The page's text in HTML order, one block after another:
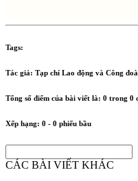
Tags:
Tác giả: Tạp chí Lao động và Công
Tổng số điểm của bài viết là: 0 trong 0
Xếp hạng: 0 - 0 phiếu bầu
CÁC BÀI VIẾT KHÁC